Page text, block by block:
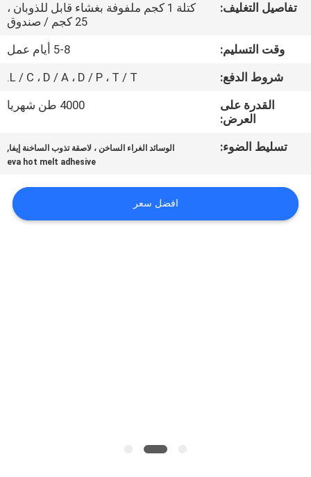
أخبار
القضايا
اطلب
عرض
أسعار
تفاصيل التغليف:
كتلة 1 كجم ملفوفة بغشاء قابل للذوبان ،
25 كجم / صندوق
وقت التسليم:
5-8 أيام عمل
شروط الدفع:
L / C ، D / A ، D / P ، T / T.
القدرة على
العرض:
4000 طن شهريا
تسليط الضوء: الوسائد الغراء الساخن ، لاصقة تذوب الساخنة إيفا,
eva hot melt adhesive
افضل سعر